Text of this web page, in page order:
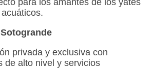
para los amantes de los yates
privada y exclusiva con
de alto nivel y servicios